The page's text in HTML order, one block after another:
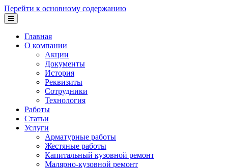
Перейти к основному содержанию
Главная
О компании
Акции
Документы
История
Реквизиты
Сотрудники
Технология
Работы
Статьи
Услуги
Арматурные работы
Жестяные работы
Капитальный кузовной ремонт
Малярно-кузовной ремонт